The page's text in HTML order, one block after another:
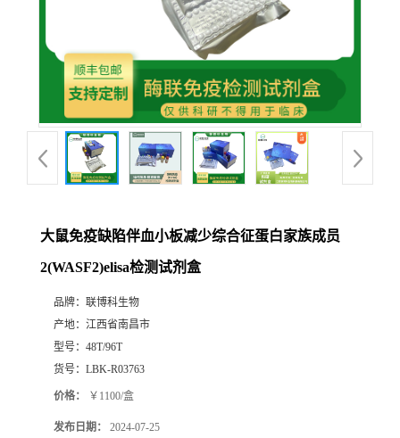
大鼠免疫缺陷伴血小板减少综合征蛋白家族成员
2(WASF2)elisa检测试剂盒
品牌： 联博科生物
产地： 江西省南昌市
型号： 48T/96T
货号： LBK-R03763
价格： ￥1100/盒
发布日期： 2024-07-25